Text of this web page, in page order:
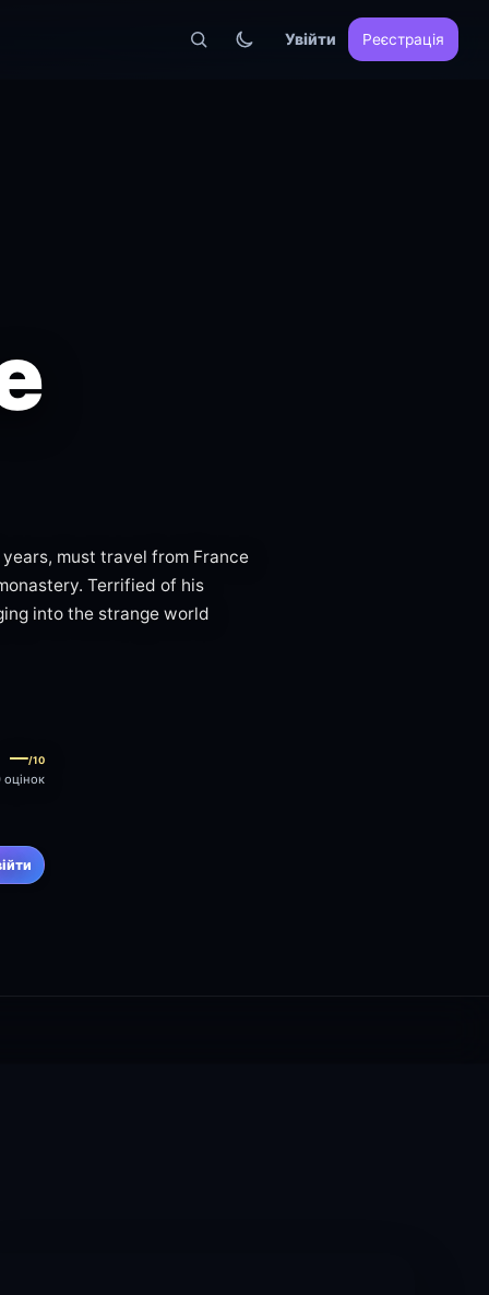
Увійти Реєстрація
must travel from France
Terrified of his
into the strange world
—/10
оцінок